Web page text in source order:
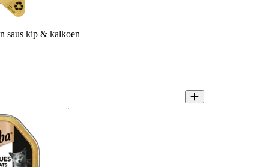
saus kip & kalkoen